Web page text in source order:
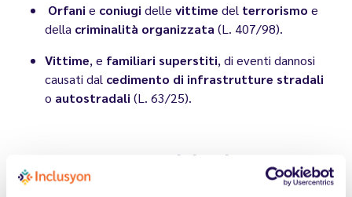
Orfani e coniugi delle vittime del terrorismo e
della criminalità organizzata (L. 407/98).
Vittime, e familiari superstiti, di eventi dannosi
causati dal cedimento di infrastrutture stradali
o autostradali (L. 63/25).
Dimensioni aziendali: chi non
rientra nel calcolo